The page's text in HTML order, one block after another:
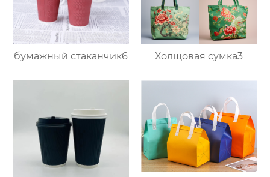
бумажный стаканчик6 Холщовая сумка3